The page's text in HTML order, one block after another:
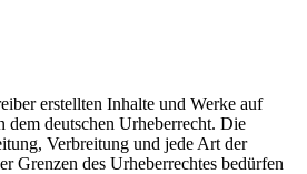
erstellten Inhalte und Werke auf
dem deutschen Urheberrecht. Die
Verbreitung und jede Art der
Grenzen des Urheberrechtes bedürfen